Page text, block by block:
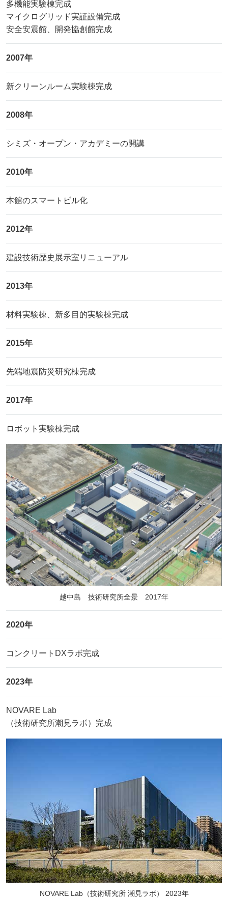
多機能実験棟完成
マイクログリッド実証設備完成
安全安震館、開発協創館完成
2007年
新クリーンルーム実験棟完成
2008年
シミズ・オープン・アカデミーの開講
2010年
本館のスマートビル化
2012年
建設技術歴史展示室リニューアル
2013年
材料実験棟、新多目的実験棟完成
2015年
先端地震防災研究棟完成
2017年
ロボット実験棟完成
越中島 技術研究所全景 2017年
2020年
コンクリートDXラボ完成
2023年
NOVARE Lab
（技術研究所潮見ラボ）完成
NOVARE Lab（技術研究所 潮見ラボ） 2023年